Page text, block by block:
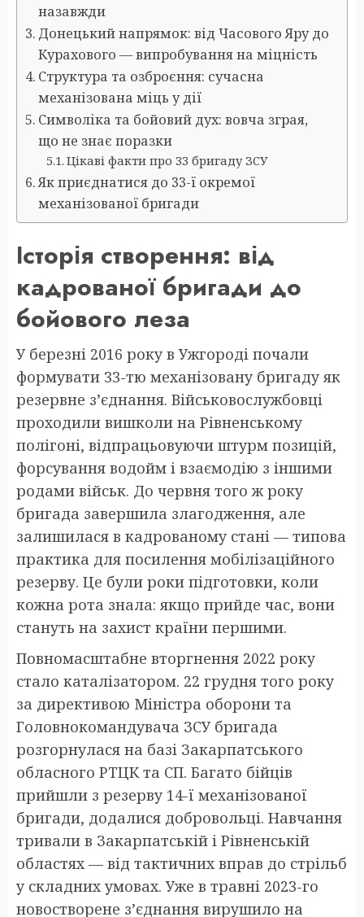
назавжди
Донецький напрямок: від Часового Яру до
Курахового — випробування на міцність
Структура та озброєння: сучасна
механізована міць у дії
Символіка та бойовий дух: вовча зграя,
що не знає поразки
Цікаві факти про 33 бригаду ЗСУ
Як приєднатися до 33-ї окремої
механізованої бригади
Історія створення: від
кадрованої бригади до
бойового леза
У березні 2016 року в Ужгороді почали
формувати 33-тю механізовану бригаду як
резервне з’єднання. Військовослужбовці
проходили вишколи на Рівненському
полігоні, відпрацьовуючи штурм позицій,
форсування водойм і взаємодію з іншими
родами військ. До червня того ж року
бригада завершила злагодження, але
залишилася в кадрованому стані — типова
практика для посилення мобілізаційного
резерву. Це були роки підготовки, коли
кожна рота знала: якщо прийде час, вони
стануть на захист країни першими.
Повномасштабне вторгнення 2022 року
стало каталізатором. 22 грудня того року
за директивою Міністра оборони та
Головнокомандувача ЗСУ бригада
розгорнулася на базі Закарпатського
обласного РТЦК та СП. Багато бійців
прийшли з резерву 14-ї механізованої
бригади, додалися добровольці. Навчання
тривали в Закарпатській і Рівненській
областях — від тактичних вправ до стрільб
у складних умовах. Уже в травні 2023-го
новостворене з’єднання вирушило на